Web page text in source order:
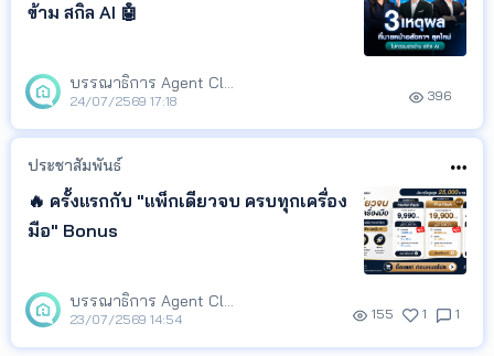
ข้าม สกิล AI 🤖
บรรณาธิการ Agent Club
24/07/2569 17:18 396
ประชาสัมพันธ์
🔥 ครั้งแรกกับ "แพ็กเดียวจบ ครบทุกเครื่อง
มือ" Bonus
บรรณาธิการ Agent Club
23/07/2569 14:54 155 1 1